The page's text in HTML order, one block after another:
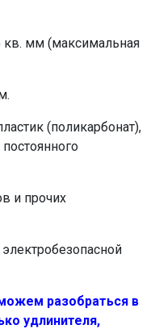
кв. мм (максимальная
(поликарбонат),
и прочих
разобраться в
удлинителя,